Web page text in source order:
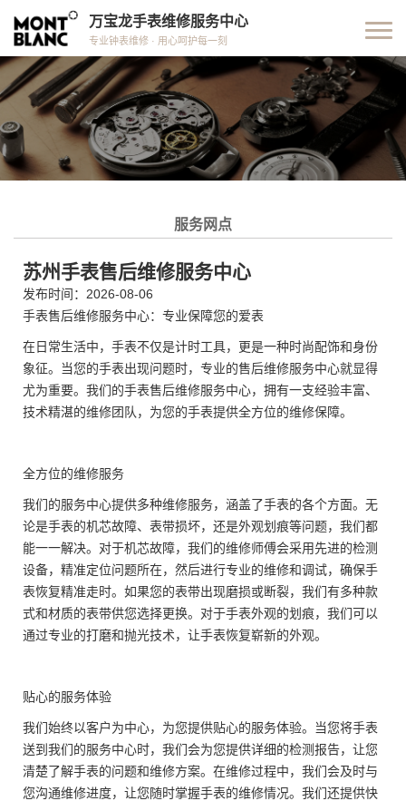
万宝龙手表维修服务中心
专业钟表维修 · 用心呵护每一刻
服务网点
苏州手表售后维修服务中心
发布时间：2026-08-06
手表售后维修服务中心：专业保障您的爱表
在日常生活中，手表不仅是计时工具，更是一种时尚配饰和身份
象征。当您的手表出现问题时，专业的售后维修服务中心就显得
尤为重要。我们的手表售后维修服务中心，拥有一支经验丰富、
技术精湛的维修团队，为您的手表提供全方位的维修保障。
全方位的维修服务
我们的服务中心提供多种维修服务，涵盖了手表的各个方面。无
论是手表的机芯故障、表带损坏，还是外观划痕等问题，我们都
能一一解决。对于机芯故障，我们的维修师傅会采用先进的检测
设备，精准定位问题所在，然后进行专业的维修和调试，确保手
表恢复精准走时。如果您的表带出现磨损或断裂，我们有多种款
式和材质的表带供您选择更换。对于手表外观的划痕，我们可以
通过专业的打磨和抛光技术，让手表恢复崭新的外观。
贴心的服务体验
我们始终以客户为中心，为您提供贴心的服务体验。当您将手表
送到我们的服务中心时，我们会为您提供详细的检测报告，让您
清楚了解手表的问题和维修方案。在维修过程中，我们会及时与
您沟通维修进度，让您随时掌握手表的维修情况。我们还提供快